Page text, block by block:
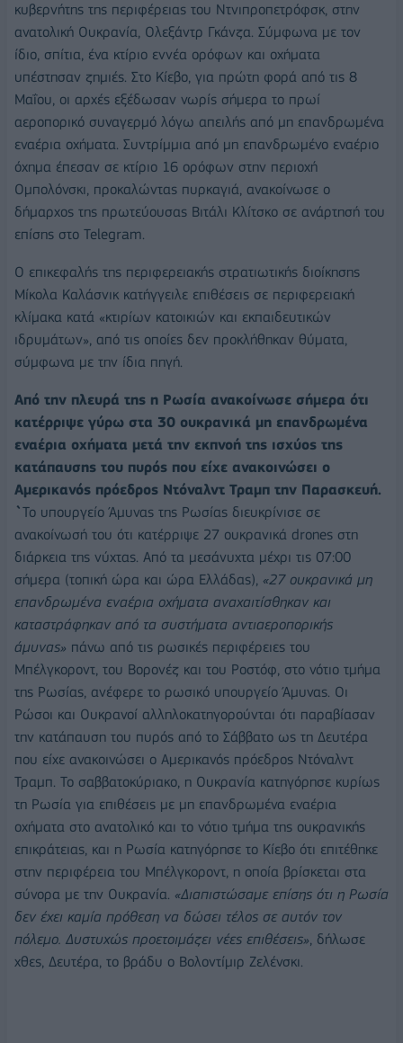
κυβερνήτης της περιφέρειας του Ντνιπροπετρόφσκ, στην
ανατολική Ουκρανία, Ολεξάντρ Γκάνζα. Σύμφωνα με τον
ίδιο, σπίτια, ένα κτίριο εννέα ορόφων και οχήματα
υπέστησαν ζημιές. Στο Κίεβο, για πρώτη φορά από τις 8
Μαΐου, οι αρχές εξέδωσαν νωρίς σήμερα το πρωί
αεροπορικό συναγερμό λόγω απειλής από μη επανδρωμένα
εναέρια οχήματα. Συντρίμμια από μη επανδρωμένο εναέριο
όχημα έπεσαν σε κτίριο 16 ορόφων στην περιοχή
Ομπολόνσκι, προκαλώντας πυρκαγιά, ανακοίνωσε ο
δήμαρχος της πρωτεύουσας Βιτάλι Κλίτσκο σε ανάρτησή του
επίσης στο Telegram.
Ο επικεφαλής της περιφερειακής στρατιωτικής διοίκησης
Μίκολα Καλάσνικ κατήγγειλε επιθέσεις σε περιφερειακή
κλίμακα κατά «κτιρίων κατοικιών και εκπαιδευτικών
ιδρυμάτων», από τις οποίες δεν προκλήθηκαν θύματα,
σύμφωνα με την ίδια πηγή.
Από την πλευρά της η Ρωσία ανακοίνωσε σήμερα ότι
κατέρριψε γύρω στα 30 ουκρανικά μη επανδρωμένα
εναέρια οχήματα μετά την εκπνοή της ισχύος της
κατάπαυσης του πυρός που είχε ανακοινώσει ο
Αμερικανός πρόεδρος Ντόναλντ Τραμπ την Παρασκευή.
`Το υπουργείο Άμυνας της Ρωσίας διευκρίνισε σε
ανακοίνωσή του ότι κατέρριψε 27 ουκρανικά drones στη
διάρκεια της νύχτας. Από τα μεσάνυχτα μέχρι τις 07:00
σήμερα (τοπική ώρα και ώρα Ελλάδας), «27 ουκρανικά μη
επανδρωμένα εναέρια οχήματα αναχαιτίσθηκαν και
καταστράφηκαν από τα συστήματα αντιαεροπορικής
άμυνας» πάνω από τις ρωσικές περιφέρειες του
Μπέλγκοροντ, του Βορονέζ και του Ροστόφ, στο νότιο τμήμα
της Ρωσίας, ανέφερε το ρωσικό υπουργείο Άμυνας. Οι
Ρώσοι και Ουκρανοί αλληλοκατηγορούνται ότι παραβίασαν
την κατάπαυση του πυρός από το Σάββατο ως τη Δευτέρα
που είχε ανακοινώσει ο Αμερικανός πρόεδρος Ντόναλντ
Τραμπ. Το σαββατοκύριακο, η Ουκρανία κατηγόρησε κυρίως
τη Ρωσία για επιθέσεις με μη επανδρωμένα εναέρια
οχήματα στο ανατολικό και το νότιο τμήμα της ουκρανικής
επικράτειας, και η Ρωσία κατηγόρησε το Κίεβο ότι επιτέθηκε
στην περιφέρεια του Μπέλγκοροντ, η οποία βρίσκεται στα
σύνορα με την Ουκρανία. «Διαπιστώσαμε επίσης ότι η Ρωσία
δεν έχει καμία πρόθεση να δώσει τέλος σε αυτόν τον
πόλεμο. Δυστυχώς προετοιμάζει νέες επιθέσεις», δήλωσε
χθες, Δευτέρα, το βράδυ ο Βολοντίμιρ Ζελένσκι.